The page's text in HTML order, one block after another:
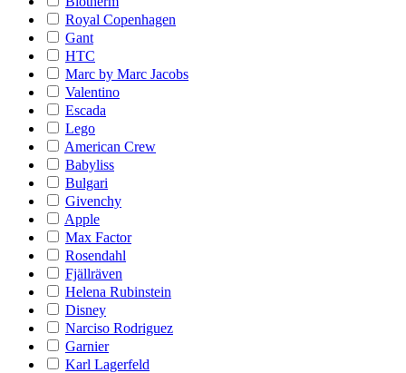
Royal Copenhagen
Gant
HTC
Marc by Marc Jacobs
Valentino
Escada
Lego
American Crew
Babyliss
Bulgari
Givenchy
Apple
Max Factor
Rosendahl
Fjällräven
Helena Rubinstein
Disney
Narciso Rodriguez
Garnier
Karl Lagerfeld